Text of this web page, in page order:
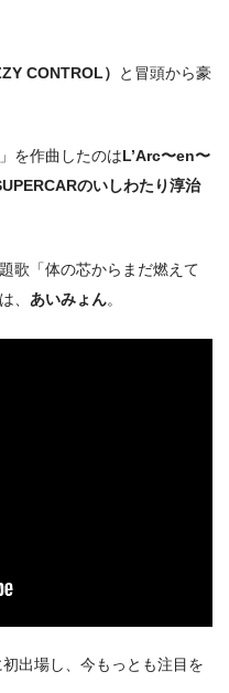
CONTROL）
と冒頭から豪
を作曲したのはL’Arc〜en〜
のいしわたり淳治
歌「体の芯からまだ燃えて
、 あいみょん。
出場し、今もっとも注目を